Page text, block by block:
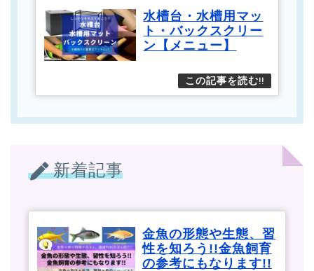
水槽台・水槽用マッ
ト・バックスクリー
ン【メニュー】
新着記事
金魚の形態や生態、習
性を知ろう!!金魚飼育
の参考にもなります!!